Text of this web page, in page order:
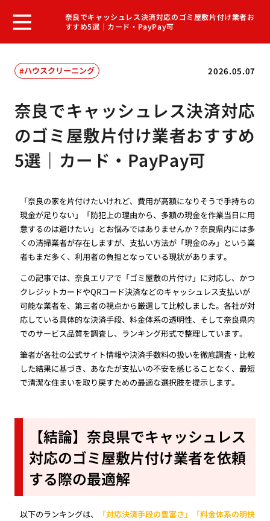
奈良でキャッシュレス決済対応のゴミ屋敷片付け業者お
すすめ5選｜カード・PayPay可
2026.05.07
ハウスクリーニング
奈良でキャッシュレス決済対応
のゴミ屋敷片付け業者おすすめ
5選｜カード・PayPay可
「奈良の家を片付けたいけれど、費用が高額になりそうで手持ちの
現金が足りない」「防犯上の理由から、多額の現金を作業当日に用
意するのは避けたい」とお悩みではありませんか？奈良県内には多
くの清掃業者が存在しますが、支払い方法が「現金のみ」という業
者もまだ多く、利用者の負担となっている現状があります。
この記事では、奈良エリアで「ゴミ屋敷の片付け」に対応し、かつ
クレジットカードやQRコード決済などのキャッシュレス支払いが
可能な業者を、第三者の視点から厳選して比較しました。各社が対
応している具体的な決済手段、料金体系の透明性、そして奈良県内
でのサービス品質を調査し、ランキング形式で整理しています。
筆者が各社の公式サイト情報や決済手数料の扱いを徹底調査・比較
した結果に基づき、あなたが支払いの不安を感じることなく、最短
で清潔な住まいを取り戻すための最適な選択肢を提示します。
【結論】奈良県でキャッシュレス
対応のゴミ屋敷片付け業者を依頼
する際の最適解
以下のランキングは、
「対応決済手段の豊富さ」「料金体系の明快